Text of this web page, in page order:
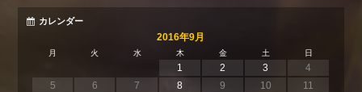
カレンダー
2016年9月
月 火 水 木 金 土 日
1 2 3
4
5
6 7 8 9 10
11